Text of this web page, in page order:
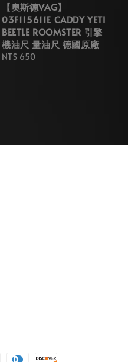
【奧斯德VAG】
03F115611E CADDY YETI
BEETLE ROOMSTER 引擎
機油尺 量油尺 德國原廠
Regular
NT$ 650